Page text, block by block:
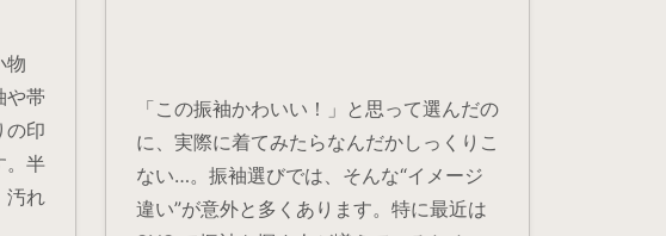
物
や帯
の印
。半
汚れ
「この振袖かわいい！」と思って選んだの
に、実際に着てみたらなんだかしっくりこ
ない…。振袖選びでは、そんな“イメージ
違い”が意外と多くあります。特に最近は